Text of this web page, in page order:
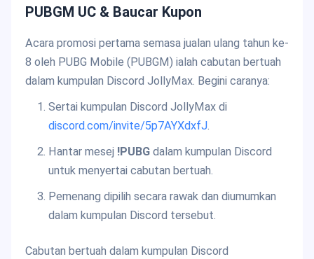
PUBGM UC & Baucar Kupon
Acara promosi pertama semasa jualan ulang tahun ke-
8 oleh PUBG Mobile (PUBGM) ialah cabutan bertuah
dalam kumpulan Discord JollyMax. Begini caranya:
Sertai kumpulan Discord JollyMax di
discord.com/invite/5p7AYXdxfJ.
Hantar mesej !PUBGdalam kumpulan Discord
untuk menyertai cabutan bertuah.
Pemenang dipilih secara rawak dan diumumkan
dalam kumpulan Discord tersebut.
Cabutan bertuah dalam kumpulan Discord